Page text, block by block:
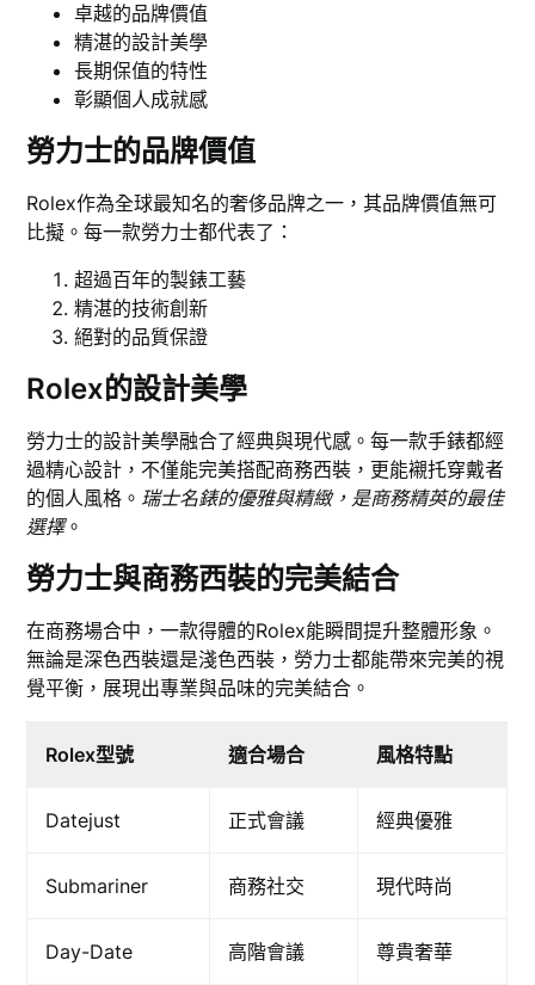
卓越的品牌價值
精湛的設計美學
長期保值的特性
彰顯個人成就感
勞力士的品牌價值
Rolex作為全球最知名的奢侈品牌之一，其品牌價值無可
比擬。每一款勞力士都代表了：
超過百年的製錶工藝
精湛的技術創新
絕對的品質保證
Rolex的設計美學
勞力士的設計美學融合了經典與現代感。每一款手錶都經
過精心設計，不僅能完美搭配商務西裝，更能襯托穿戴者
的個人風格。 瑞士名錶的優雅與精緻，是商務精英的最佳
選擇。
勞力士與商務西裝的完美結合
在商務場合中，一款得體的Rolex能瞬間提升整體形象。
無論是深色西裝還是淺色西裝，勞力士都能帶來完美的視
覺平衡，展現出專業與品味的完美結合。
Rolex型號 適合場合 風格特點
Datejust 正式會議 經典優雅
Submariner 商務社交 現代時尚
Day-Date 高階會議 尊貴奢華